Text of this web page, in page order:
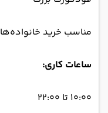
مناسب خرید خانواده‌ها
ساعات کاری:
۱۰:۰۰ تا ۲۲:۰۰